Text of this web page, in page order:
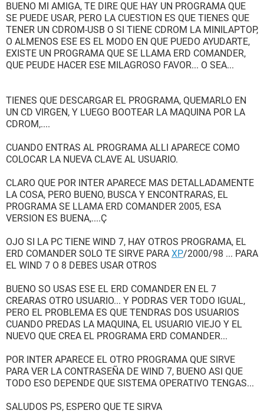
BUENO MI AMIGA, TE DIRE QUE HAY UN PROGRAMA QUE
SE PUEDE USAR, PERO LA CUESTION ES QUE TIENES QUE
TENER UN CDROM-USB O SI TIENE CDROM LA MINILAPTOP,
O ALMENOS ESE ES EL MODO EN QUE PUEDO AYUDARTE,
EXISTE UN PROGRAMA QUE SE LLAMA ERD COMANDER,
QUE PEUDE HACER ESE MILAGROSO FAVOR... O SEA...
TIENES QUE DESCARGAR EL PROGRAMA, QUEMARLO EN
UN CD VIRGEN, Y LUEGO BOOTEAR LA MAQUINA POR LA
CDROM,....
CUANDO ENTRAS AL PROGRAMA ALLI APARECE COMO
COLOCAR LA NUEVA CLAVE AL USUARIO.
CLARO QUE POR INTER APARECE MAS DETALLADAMENTE
LA COSA, PERO BUENO, BUSCA Y ENCONTRARAS, EL
PROGRAMA SE LLAMA ERD COMANDER 2005, ESA
VERSION ES BUENA,....Ç
OJO SI LA PC TIENE WIND 7, HAY OTROS PROGRAMA, EL
ERD COMANDER SOLO TE SIRVE PARA XP/2000/98 ... PARA
EL WIND 7 O 8 DEBES USAR OTROS
BUENO SO USAS ESE EL ERD COMANDER EN EL 7
CREARAS OTRO USUARIO... Y PODRAS VER TODO IGUAL,
PERO EL PROBLEMA ES QUE TENDRAS DOS USUARIOS
CUANDO PREDAS LA MAQUINA, EL USUARIO VIEJO Y EL
NUEVO QUE CREA EL PROGRAMA ERD COMANDER...
POR INTER APARECE EL OTRO PROGRAMA QUE SIRVE
PARA VER LA CONTRASEÑA DE WIND 7, BUENO ASI QUE
TODO ESO DEPENDE QUE SISTEMA OPERATIVO TENGAS...
SALUDOS PS, ESPERO QUE TE SIRVA